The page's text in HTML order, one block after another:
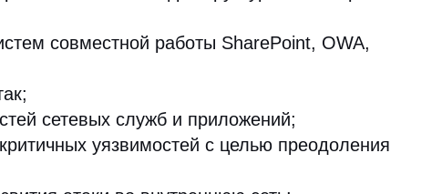
совместной работы SharePoint, OWA,
сетевых служб и приложений;
уязвимостей с целью преодоления